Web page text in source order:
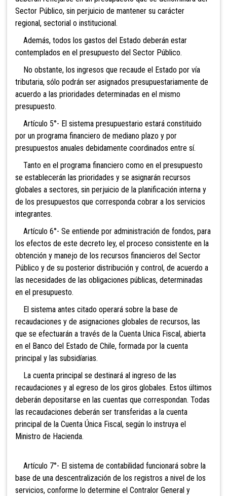
Sector Público, sin perjuicio de mantener su carácter
regional, sectorial o institucional.
Además, todos los gastos del Estado deberán estar
contemplados en el presupuesto del Sector Público.
No obstante, los ingresos que recaude el Estado por vía
tributaria, sólo podrán ser asignados presupuestariamente de
acuerdo a las prioridades determinadas en el mismo
presupuesto.
Artículo 5°- El sistema presupuestario estará constituido
por un programa financiero de mediano plazo y por
presupuestos anuales debidamente coordinados entre sí.
Tanto en el programa financiero como en el presupuesto
se establecerán las prioridades y se asignarán recursos
globales a sectores, sin perjuicio de la planificación interna y
de los presupuestos que corresponda cobrar a los servicios
integrantes.
Artículo 6°- Se entiende por administración de fondos, para
los efectos de este decreto ley, el proceso consistente en la
obtención y manejo de los recursos financieros del Sector
Público y de su posterior distribución y control, de acuerdo a
las necesidades de las obligaciones públicas, determinadas
en el presupuesto.
El sistema antes citado operará sobre la base de
recaudaciones y de asignaciones globales de recursos, las
que se efectuarán a través de la Cuenta Unica Fiscal, abierta
en el Banco del Estado de Chile, formada por la cuenta
principal y las subsidíarias.
La cuenta principal se destinará al ingreso de las
recaudaciones y al egreso de los giros globales. Estos últimos
deberán depositarse en las cuentas que correspondan. Todas
las recaudaciones deberán ser transferidas a la cuenta
principal de la Cuenta Única Fiscal, según lo instruya el
Ministro de Hacienda.
Artículo 7°- El sistema de contabilidad funcionará sobre la
base de una descentralización de los registros a nivel de los
servicios, conforme lo determine el Contralor General y